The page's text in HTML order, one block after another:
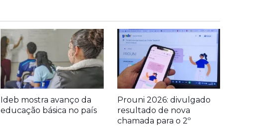
Ideb mostra avanço da
educação básica no país
Prouni 2026: divulgado
resultado de nova
chamada para o 2º